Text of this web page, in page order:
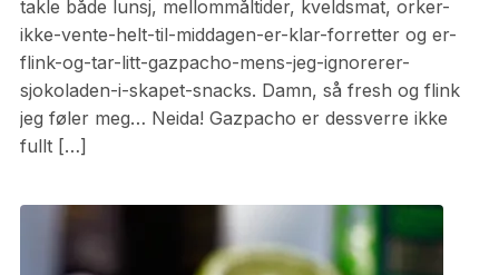
takle både lunsj, mellommåltider, kveldsmat, orker-
ikke-vente-helt-til-middagen-er-klar-forretter og er-
flink-og-tar-litt-gazpacho-mens-jeg-ignorerer-
sjokoladen-i-skapet-snacks. Damn, så fresh og flink
jeg føler meg… Neida! Gazpacho er dessverre ikke
fullt […]